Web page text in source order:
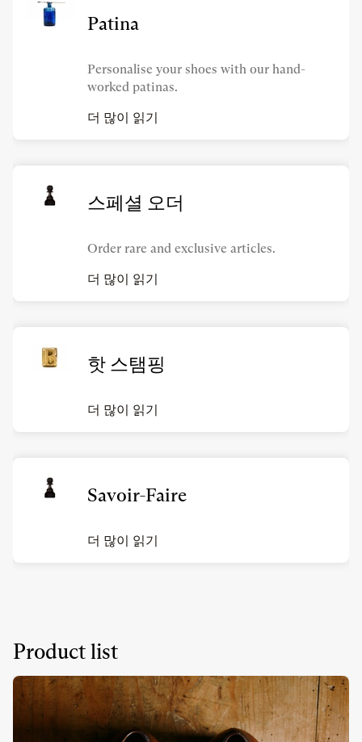
Patina
Personalise your shoes with our hand-
worked patinas.
더 많이 읽기
스페셜 오더
Order rare and exclusive articles.
더 많이 읽기
핫 스탬핑
더 많이 읽기
Savoir-Faire
더 많이 읽기
Product list